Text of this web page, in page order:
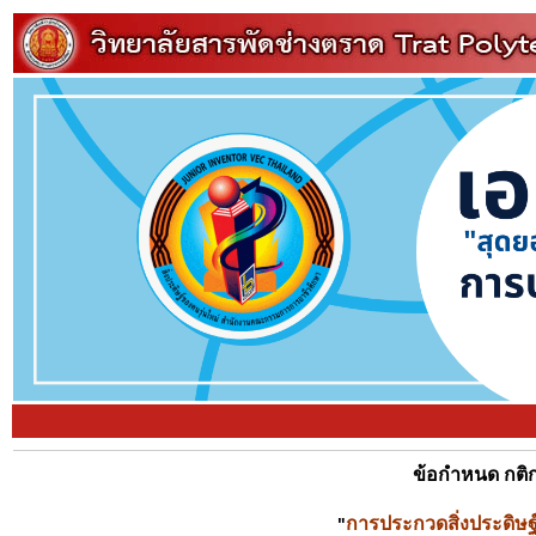
ข้อกำหนด กติ
"การประกวดสิ่งประดิษ